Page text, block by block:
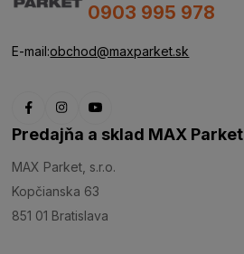
0903 995 978
E-mail:obchod@maxparket.sk
Predajňa a sklad MAX Parket
MAX Parket, s.r.o.
Kopčianska 63
851 01 Bratislava